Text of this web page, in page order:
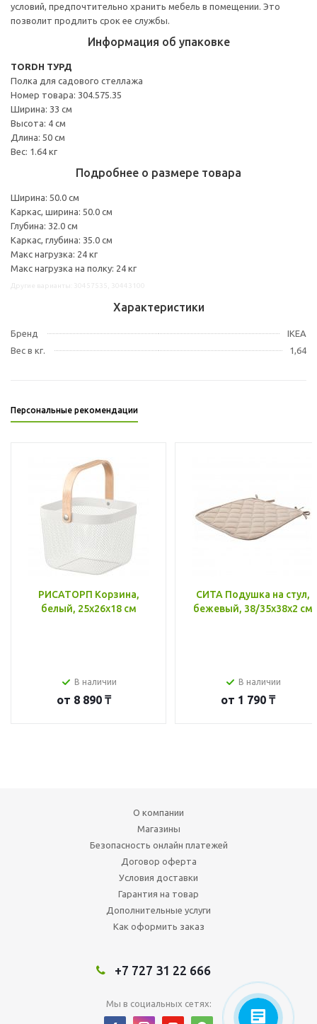
условий, предпочтительно хранить мебель в помещении. Это
позволит продлить срок ее службы.
Информация об упаковке
TORDH ТУРД
Полка для садового стеллажа
Номер товара: 304.575.35
Ширина: 33 см
Высота: 4 см
Длина: 50 см
Вес: 1.64 кг
Подробнее о размере товара
Ширина: 50.0 см
Каркас, ширина: 50.0 см
Глубина: 32.0 см
Каркас, глубина: 35.0 см
Макс нагрузка: 24 кг
Макс нагрузка на полку: 24 кг
Характеристики
Бренд
IKEA
Вес в кг.
1,64
Персональные рекомендации
РИСАТОРП Корзина,
белый, 25x26x18 см
В наличии
от 8 890 ₸
СИТА Подушка на стул,
бежевый, 38/35x38x2 см
В наличии
от 1 790 ₸
О компании
Магазины
Безопасность онлайн платежей
Договор оферта
Условия доставки
Гарантия на товар
Дополнительные услуги
Как оформить заказ
+7 727 31 22 666
Мы в социальных сетях: